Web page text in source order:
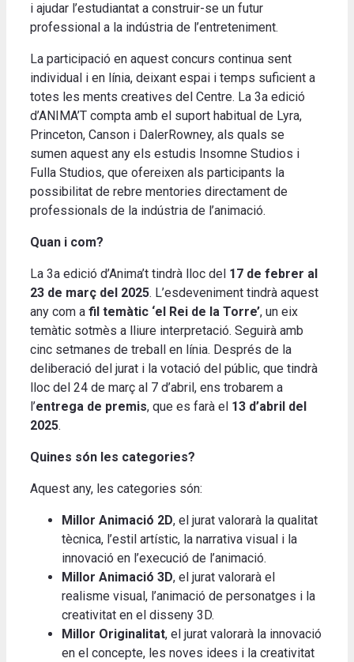
i ajudar l’estudiantat a construir-se un futur
professional a la indústria de l’entreteniment.
La participació en aquest concurs continua sent
individual i en línia, deixant espai i temps suficient a
totes les ments creatives del Centre. La 3a edició
d’ANIMA’T compta amb el suport habitual de Lyra,
Princeton, Canson i DalerRowney, als quals se
sumen aquest any els estudis Insomne Studios i
Fulla Studios, que ofereixen als participants la
possibilitat de rebre mentories directament de
professionals de la indústria de l’animació.
Quan i com?
La 3a edició d’Anima’t tindrà lloc del 17 de febrer al
23 de març del 2025. L’esdeveniment tindrà aquest
any com a fil temàtic ‘el Rei de la Torre’, un eix
temàtic sotmès a lliure interpretació. Seguirà amb
cinc setmanes de treball en línia. Després de la
deliberació del jurat i la votació del públic, que tindrà
lloc del 24 de març al 7 d’abril, ens trobarem a
l’entrega de premis, que es farà el 13 d’abril del
2025.
Quines són les categories?
Aquest any, les categories són:
Millor Animació 2D, el jurat valorarà la qualitat
tècnica, l’estil artístic, la narrativa visual i la
innovació en l’execució de l’animació.
Millor Animació 3D, el jurat valorarà el
realisme visual, l’animació de personatges i la
creativitat en el disseny 3D.
Millor Originalitat, el jurat valorarà la innovació
en el concepte, les noves idees i la creativitat